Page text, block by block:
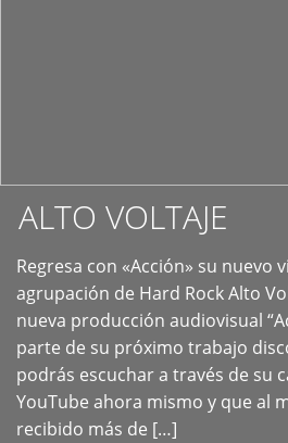
ALTO VOLTAJE
Regresa con «Acción» su nuevo
agrupación de Hard Rock Alto
nueva producción audiovisual
parte de su próximo trabajo
podrás escuchar a través de su
YouTube ahora mismo y que al
recibido más de […]
+